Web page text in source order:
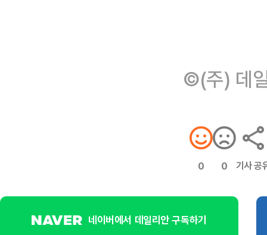
©(주) 데
0 0 기사 공
네이버에서 데일리안 구독하기